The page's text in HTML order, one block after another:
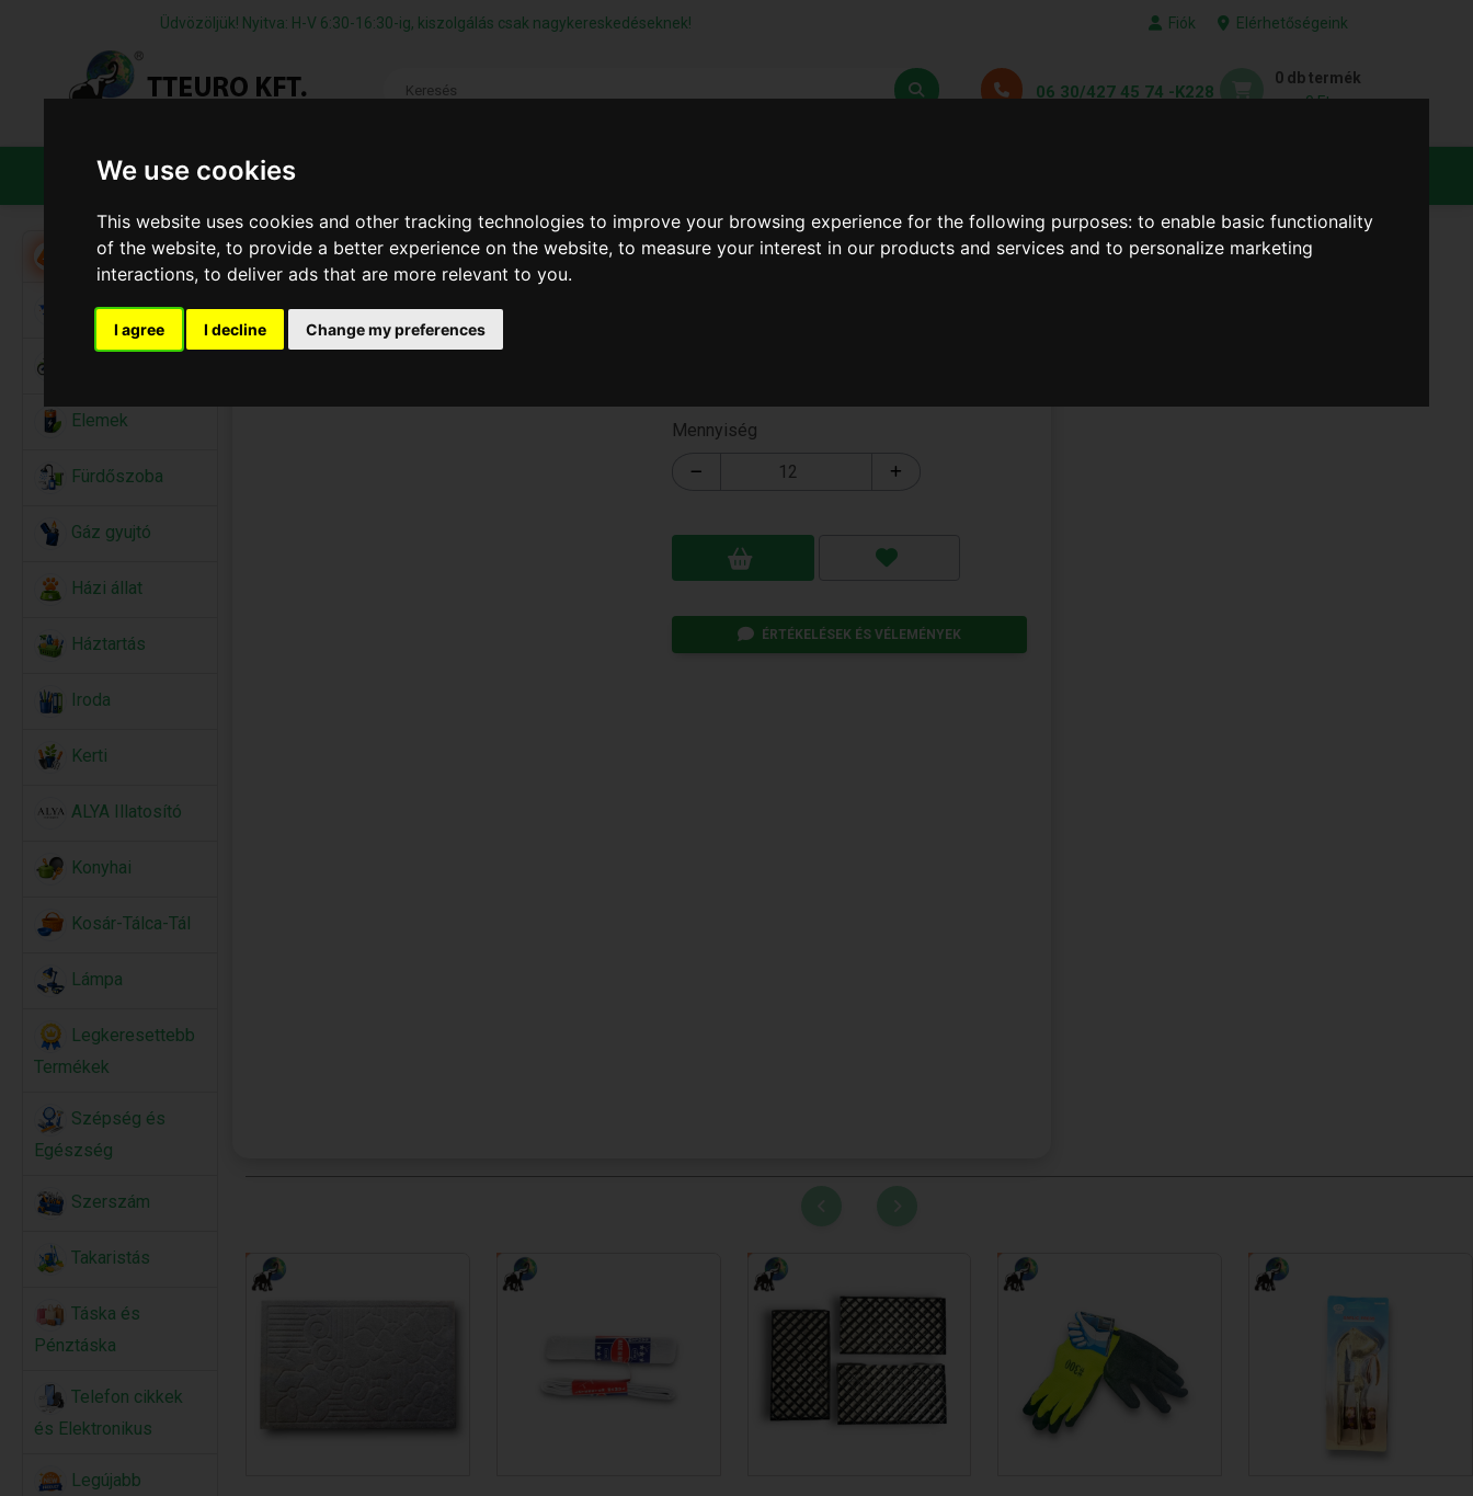
We use cookies
This website uses cookies and other tracking technologies to improve your browsing experience for the following purposes:to enable basic functionality
of the website,to provide a better experience on the website,to measure your interest in our products and services and to personalize marketing
interactions,to deliver ads that are more relevant to you.
I agree I decline Change my preferences
Üdvözöljük! Nyitva: H-V 6:30-16:30-ig, kiszolgálás csak nagykereskedéseknek! Fiók Elérhetőségeink
06 30/427 45 74 -K228
0 db termék
0 Ft
TERMÉKEK
Akció
Alkalmi Kellékek
Elemek
Fürdőszoba
Gáz gyujtó
Házi állat
Háztartás
Iroda
Kerti
ALYA Illatosító
Konyhai
Kosár-Tálca-Tál
Lámpa
Legkeresettebb
Termékek
Szépség és
Egészség
Szerszám
Takaristás
Táska és
Pénztáska
Telefon cikkek
és Elektronikus
Legújabb
Mennyiség
ÉRTÉKELÉSEK ÉS VÉLEMÉNYEK